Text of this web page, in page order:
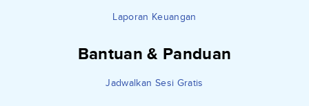
Laporan Keuangan
Bantuan & Panduan
Jadwalkan Sesi Gratis